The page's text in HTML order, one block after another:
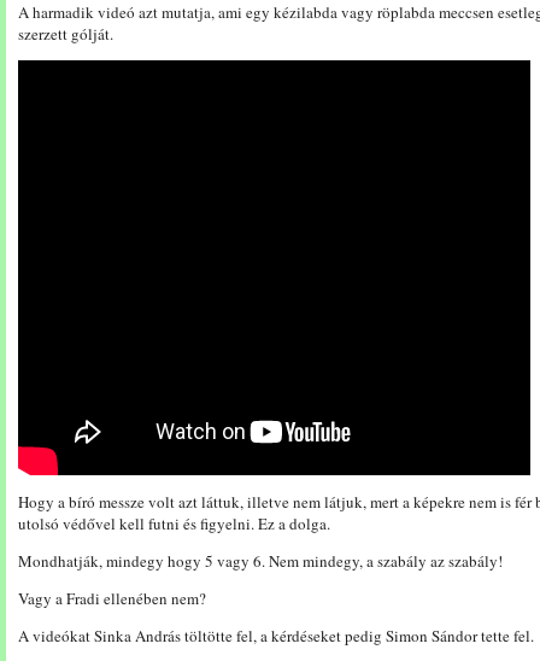
A harmadik videó azt mutatja, ami egy kézilabda vagy röplabda meccsen
szerzett gólját.
Hogy a bíró messze volt azt láttuk, illetve nem látjuk, mert a képekre nem is
utolsó védővel kell futni és figyelni. Ez a dolga.
Mondhatják, mindegy hogy 5 vagy 6. Nem mindegy, a szabály az szabály!
Vagy a Fradi ellenében nem?
A videókat Sinka András töltötte fel, a kérdéseket pedig Simon Sándor tette fel.